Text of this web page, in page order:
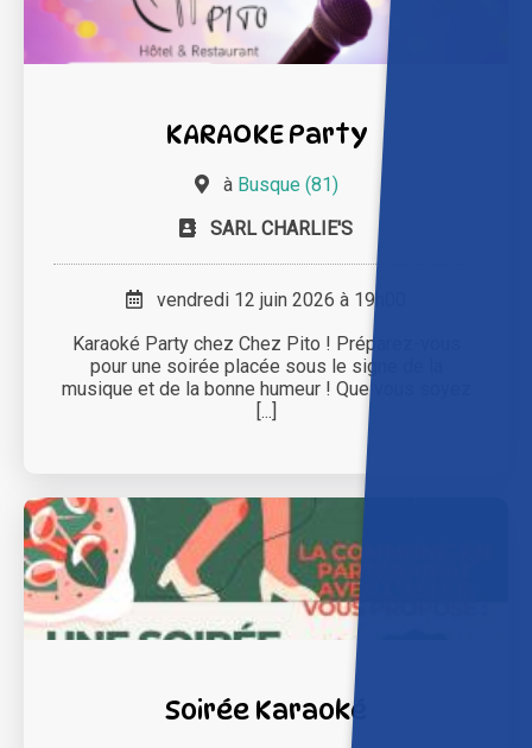
KARAOKE Party
à Busque (81)
SARL CHARLIE'S
vendredi 12 juin 2026 à 19h00
Karaoké Party chez Chez Pito ! Préparez-vous
pour une soirée placée sous le signe de la
musique et de la bonne humeur ! Que vous soyez
[...]
Soirée Karaoké